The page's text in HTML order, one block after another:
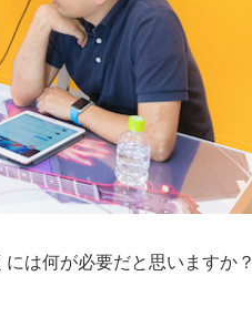
は何が必要だと思いますか？